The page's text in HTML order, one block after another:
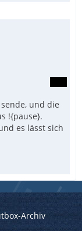
und die
!{pause}.
es lässt sich
Archiv